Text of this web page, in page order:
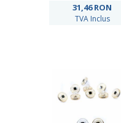
31,46RON
TVA Inclus